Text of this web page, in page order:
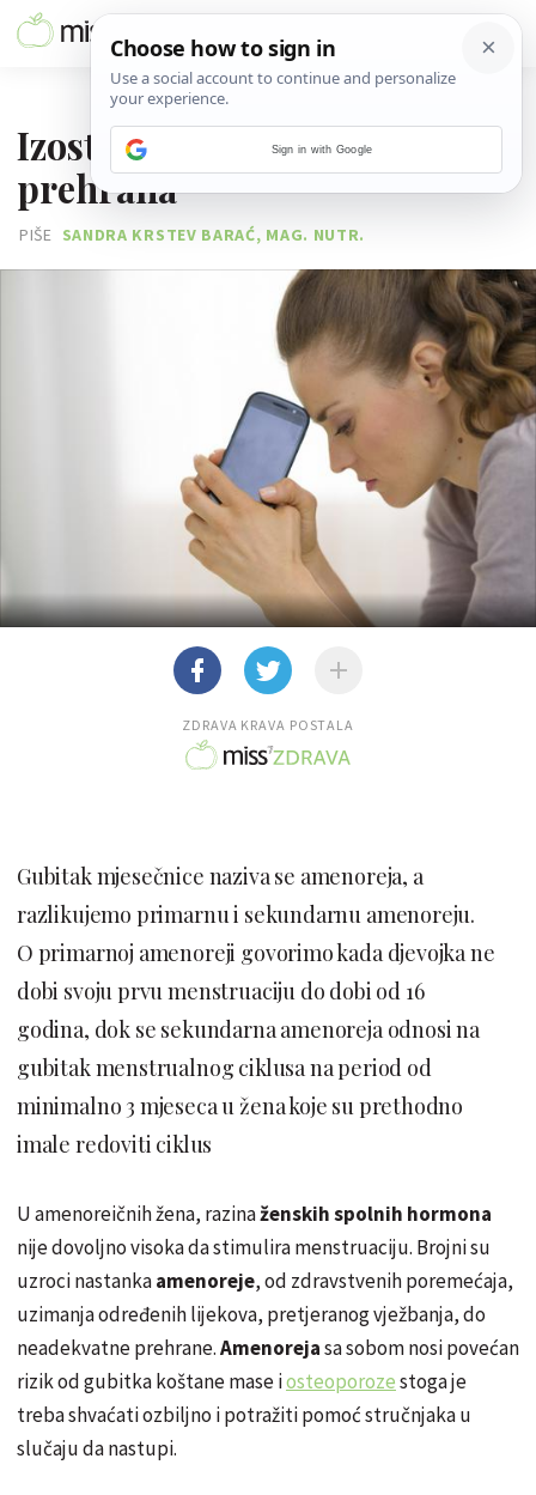
Izostanak mjesečnice i
prehrana
PIŠE SANDRA KRSTEV BARAĆ, MAG. NUTR.
ZDRAVA KRAVA POSTALA
Gubitak mjesečnice naziva se amenoreja, a
razlikujemo primarnu i sekundarnu amenoreju.
O primarnoj amenoreji govorimo kada djevojka ne
dobi svoju prvu menstruaciju do dobi od 16
godina, dok se sekundarna amenoreja odnosi na
gubitak menstrualnog ciklusa na period od
minimalno 3 mjeseca u žena koje su prethodno
imale redoviti ciklus
Uamenoreičnihžena, razinaženskih spolnih hormona
nije dovoljno visoka da stimulira menstruaciju. Brojni su
uzroci nastankaamenoreje, od zdravstvenih poremećaja,
uzimanja određenih lijekova, pretjeranog vježbanja, do
neadekvatne prehrane.Amenorejasa sobom nosi povećan
rizik od gubitka koštane mase iosteoporozestoga je
treba shvaćati ozbiljno i potražiti pomoć stručnjaka u
slučaju da nastupi.
Sign in with Google